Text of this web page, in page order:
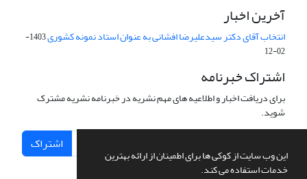
این وب سایت از کوکی ها برای اطمینان از ارائه بهترین
خدمات استفاده می کند.
آخرین اخبار
انتخاب آقای دکتر سیدعلیرضا افشانی به عنوان استاد نمونه کشوری
1403-
02-12
اشتراک خبرنامه
برای دریافت اخبار و اطلاعیه های مهم نشریه در خبرنامه نشریه مشترک
شوید.
اشتراک